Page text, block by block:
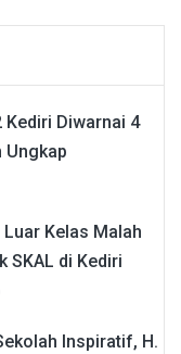
Kediri Diwarnai 4
Ungkap
Kelas Malah
SKAL di Kediri
Inspiratif, H.